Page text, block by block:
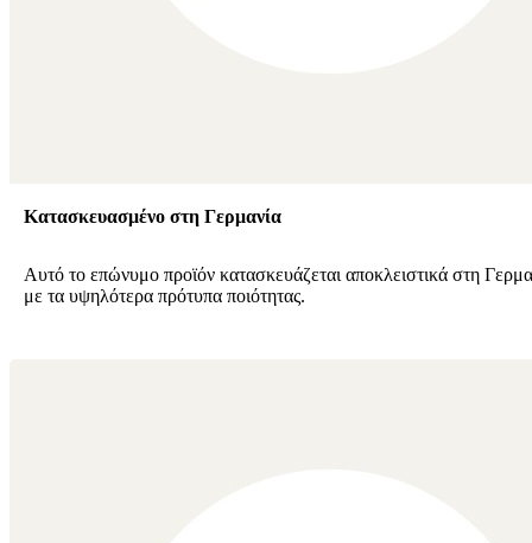
Κατασκευασμένο στη Γερμανία
Αυτό το επώνυμο προϊόν κατασκευάζεται αποκλειστικά στη
με τα υψηλότερα πρότυπα ποιότητας.